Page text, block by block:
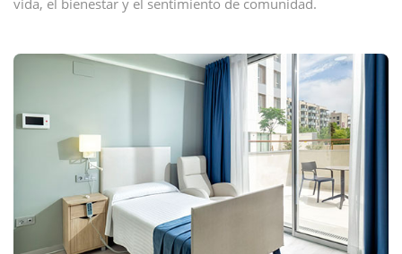
vida, el bienestar y el sentimiento de comunidad.